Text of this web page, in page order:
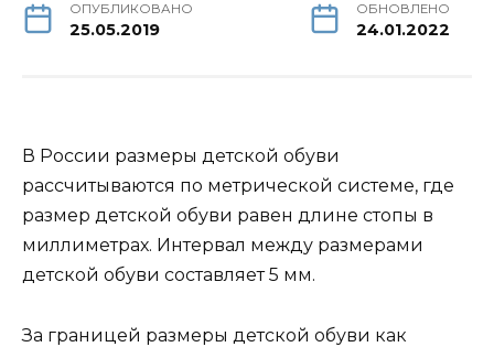
ОПУБЛИКОВАНО
25.05.2019
ОБНОВЛЕНО
24.01.2022
В России размеры детской обуви
рассчитываются по метрической системе, где
размер детской обуви равен длине стопы в
миллиметрах. Интервал между размерами
детской обуви составляет 5 мм.
За границей размеры детской обуви как